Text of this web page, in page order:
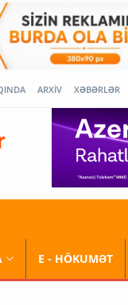
ARXİV XƏBƏRLƏR
E - HÖKUMƏT